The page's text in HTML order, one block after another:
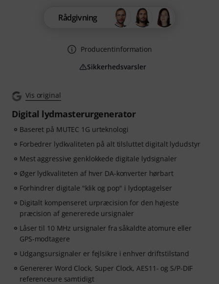
Vis original
Digital lydmasterurgenerator
Baseret på MUTEC 1G urteknologi
Forbedrer lydkvaliteten på alt tilsluttet digitalt lydudstyr
Mest aggressive genklokkede digitale lydsignaler
Øger lydkvaliteten af hver DA-konverter hørbart
Forhindrer digitale "klik og pop" i lydoptagelser
Digitalt kompenseret urpræcision for den højeste
præcision af genererede ursignaler
Låser til 10 MHz ursignaler fra såkaldte atomure eller
GPS-modtagere
Udgangsursignaler er fejlsikre i enhver driftstilstand
Genererer Word Clock, Super Clock, AES11- og S/P-DIF
referenceure samtidigt
Rådgivning
Producentinformation
Sikkerhedsvarsler